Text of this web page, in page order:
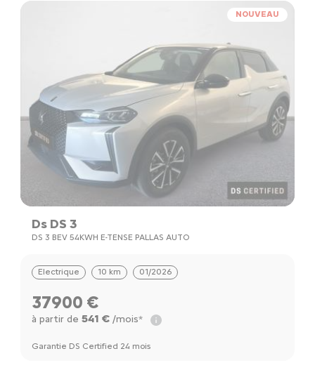
NOUVEAU
Ds DS 3
DS 3 BEV 54KWH E-TENSE PALLAS AUTO
Electrique 10 km 01/2026
37900 €
à partir de 541 €/mois*
Garantie DS Certified 24 mois